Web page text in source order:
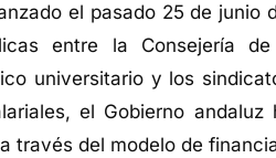
el pasado 25 de junio
entre la Consejería
universitario y los
el Gobierno
través del modelo de